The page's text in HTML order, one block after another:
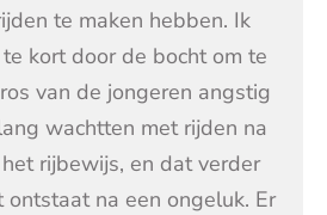
te maken hebben. Ik
kort door de bocht om te
van de jongeren angstig
wachtten met rijden na
rijbewijs, en dat verder
na een ongeluk. Er